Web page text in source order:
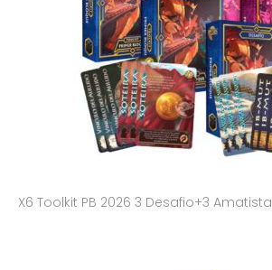
X6 Toolkit PB 2026 3 Desafio+3 Amatista